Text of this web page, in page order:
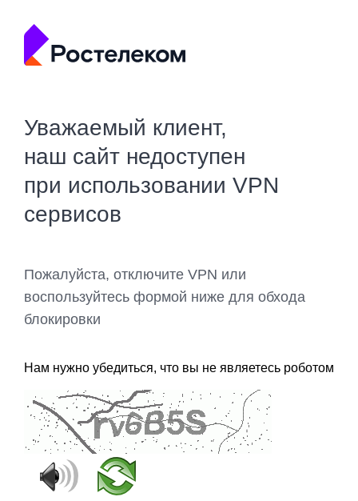
Уважаемый клиент,
наш сайт недоступен
при использовании VPN
сервисов
Пожалуйста, отключите VPN или
воспользуйтесь формой ниже для обхода
блокировки
Нам нужно убедиться, что вы не являетесь роботом